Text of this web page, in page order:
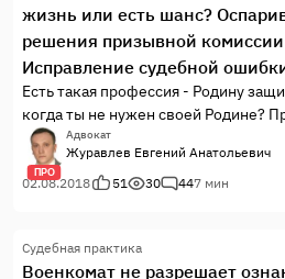
жизнь или есть шанс?
решения призывной
Исправление судебной
Есть такая профессия - Родину
когда ты не нужен своей Родине?
ми лет и получить военный билет.
как кажется на первый взгляд.
не забыла. Она придумала для тебя
долгих десять лет.
ПРО
Адвокат
Журавлев Евгений Анатольевич
02.08.2018
51 30 447 мин
Судебная практика
Военкомат не разрешает